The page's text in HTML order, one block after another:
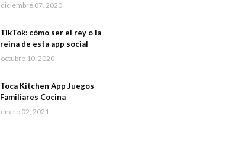
diciembre 07, 2020
TikTok: cómo ser el rey o la
reina de esta app social
octubre 10, 2020
Toca Kitchen App Juegos
Familiares Cocina
enero 02, 2021